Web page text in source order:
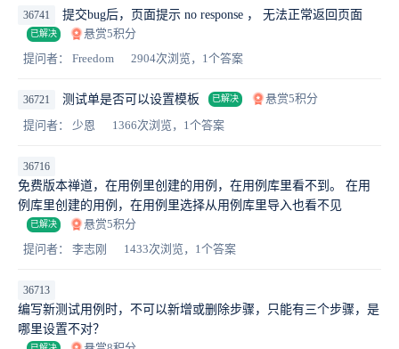
36741 提交bug后，页面提示 no response ， 无法正常返回页面
已解决
悬赏5积分
提问者： Freedom
2904次浏览，1个答案
36721 测试单是否可以设置模板 已解决
悬赏5积分
提问者： 少恩
1366次浏览，1个答案
36716
免费版本禅道，在用例里创建的用例，在用例库里看不到。 在用
例库里创建的用例，在用例里选择从用例库里导入也看不见
已解决
悬赏5积分
提问者： 李志刚
1433次浏览，1个答案
36713
编写新测试用例时，不可以新增或删除步骤，只能有三个步骤，是
哪里设置不对？